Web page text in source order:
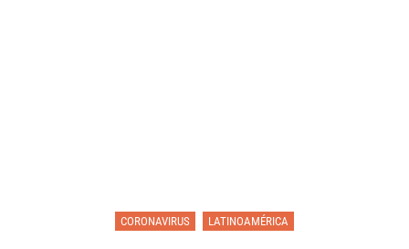
CORONAVIRUS LATINOAMÉRICA